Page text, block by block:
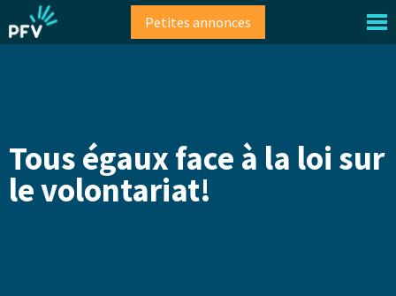
au
contenu
Petites annonces
Tous égaux face à la loi sur
le volontariat!